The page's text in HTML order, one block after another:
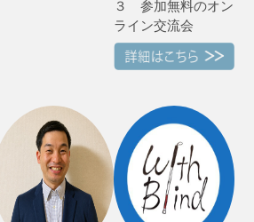
３ 参加無料のオン
ライン交流会